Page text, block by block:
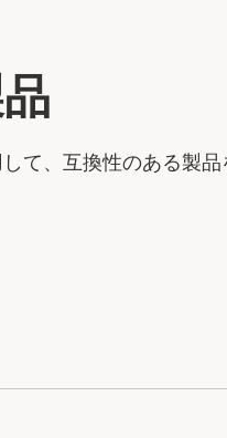
て、互換性のある製品